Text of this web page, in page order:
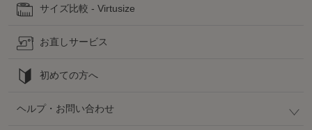
サイズ比較 - Virtusize
お直しサービス
初めての方へ
ヘルプ・お問い合わせ